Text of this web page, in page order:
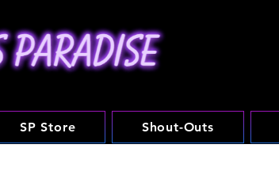
SP Store Shout-Outs